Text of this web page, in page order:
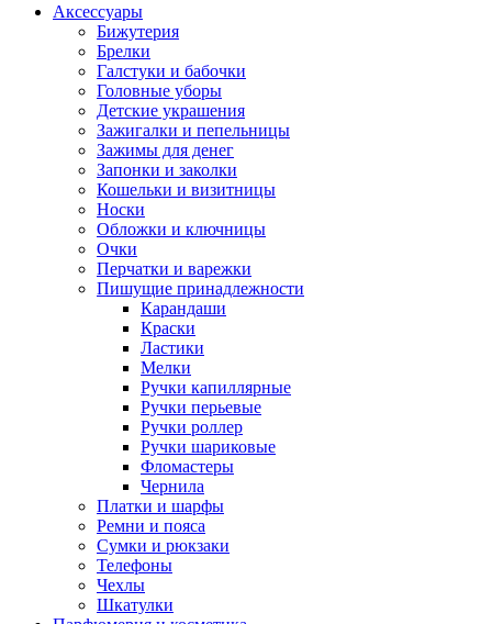
Аксессуары
Бижутерия
Брелки
Галстуки и бабочки
Головные уборы
Детские украшения
Зажигалки и пепельницы
Зажимы для денег
Запонки и заколки
Кошельки и визитницы
Носки
Обложки и ключницы
Очки
Перчатки и варежки
Пишущие принадлежности
Карандаши
Краски
Ластики
Мелки
Ручки капиллярные
Ручки перьевые
Ручки роллер
Ручки шариковые
Фломастеры
Чернила
Платки и шарфы
Ремни и пояса
Сумки и рюкзаки
Телефоны
Чехлы
Шкатулки